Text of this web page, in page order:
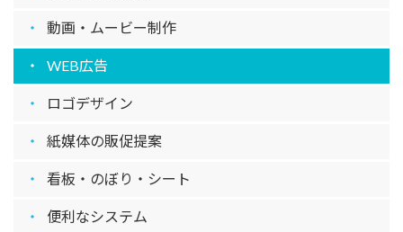
動画・ムービー制作
WEB広告
ロゴデザイン
紙媒体の販促提案
看板・のぼり・シート
便利なシステム